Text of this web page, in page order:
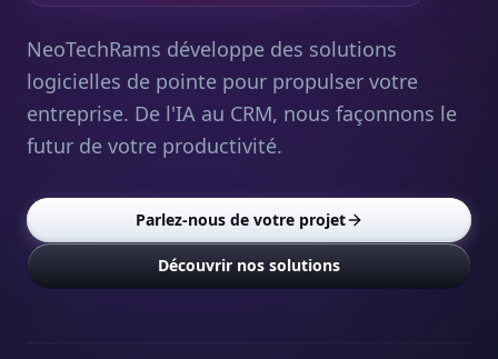
NeoTechRams développe des solutions
logicielles de pointe pour propulser votre
entreprise. De l'IA au CRM, nous façonnons le
futur de votre productivité.
Parlez-nous de votre projet
Découvrir nos solutions